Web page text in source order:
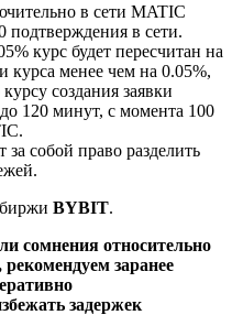
в сети MATIC
подтверждения в сети.
курс будет пересчитан на
менее чем на 0.05%,
создания заявки
120 минут, с момента 100
собой право разделить
BYBIT.
сомнения относительно
заранее
задержек